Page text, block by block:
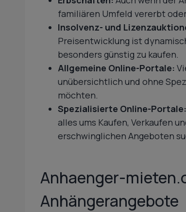
familiären Umfeld vererbt
Insolvenz- und
Preisentwicklung ist
besonders günstig zu kaufen.
Allgemeine Online-Portale:
unübersichtlich und ohne
möchten.
Spezialisierte Online-Portale:
alles ums Kaufen, Verkaufen
erschwinglichen Angeboten
Anhaenger-
Anhängerangebote